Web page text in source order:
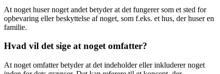
At noget huser noget andet betyder at det fungerer som et sted for
opbevaring eller beskyttelse af noget, som f.eks. et hus, der huser en
familie.
Hvad vil det sige at noget omfatter?
At noget omfatter betyder at det indeholder eller inkluderer noget